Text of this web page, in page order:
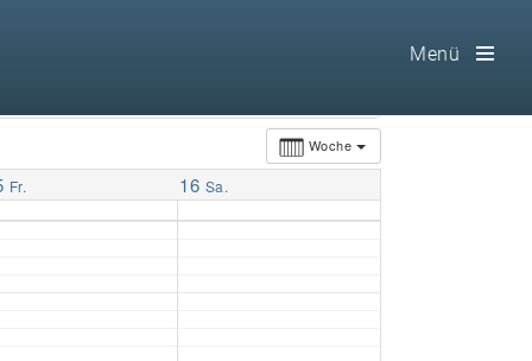
Home
100 F.A.Q.
Menü
Woche
Fr. 16 Sa.